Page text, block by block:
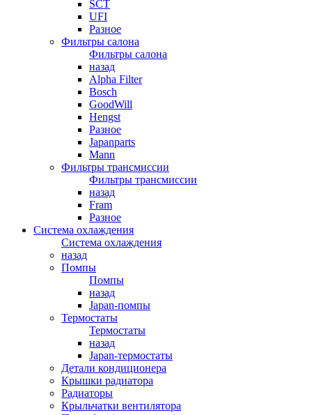
SCT
UFI
Разное
Фильтры салона
Фильтры салона
назад
Alpha Filter
Bosch
GoodWill
Hengst
Разное
Japanparts
Mann
Фильтры трансмиссии
Фильтры трансмиссии
назад
Fram
Разное
Система охлаждения
Система охлаждения
назад
Помпы
Помпы
назад
Japan-помпы
Термостаты
Термостаты
назад
Japan-термостаты
Детали кондиционера
Крышки радиатора
Радиаторы
Крыльчатки вентилятора